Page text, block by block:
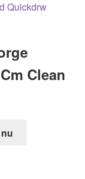
Clean